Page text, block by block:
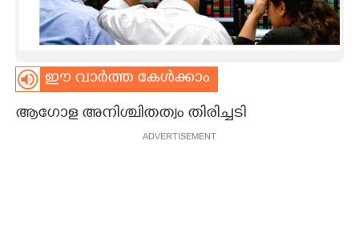
ART
ഈ വാർത്ത കേൾക്കാം
ആഗോള അനിശ്ചിതത്വം തിരിച്ചടി
ADVERTISEMENT